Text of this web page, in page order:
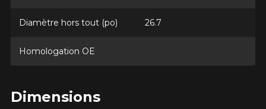
Diamètre hors tout (po) 26.7
Homologation OE
Dimensions